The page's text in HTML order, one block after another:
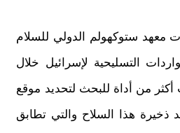
معهد ستوكهولم الدولي للسلام
التسليحية لإسرائيل خلال
أكثر من أداة للبحث لتحديد موقع
ذخيرة هذا السلاح والتي تطابق